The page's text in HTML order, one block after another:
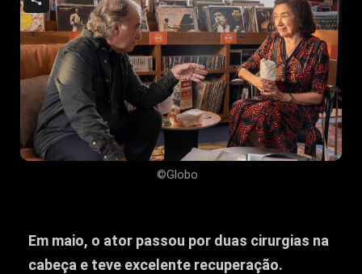
Tendência
Filmes
Séries
Novelas
©Globo
Em maio, o ator passou por duas cirurgias na
cabeça e teve excelente recuperação.